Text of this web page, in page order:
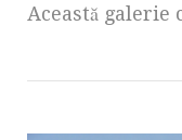
Această galerie